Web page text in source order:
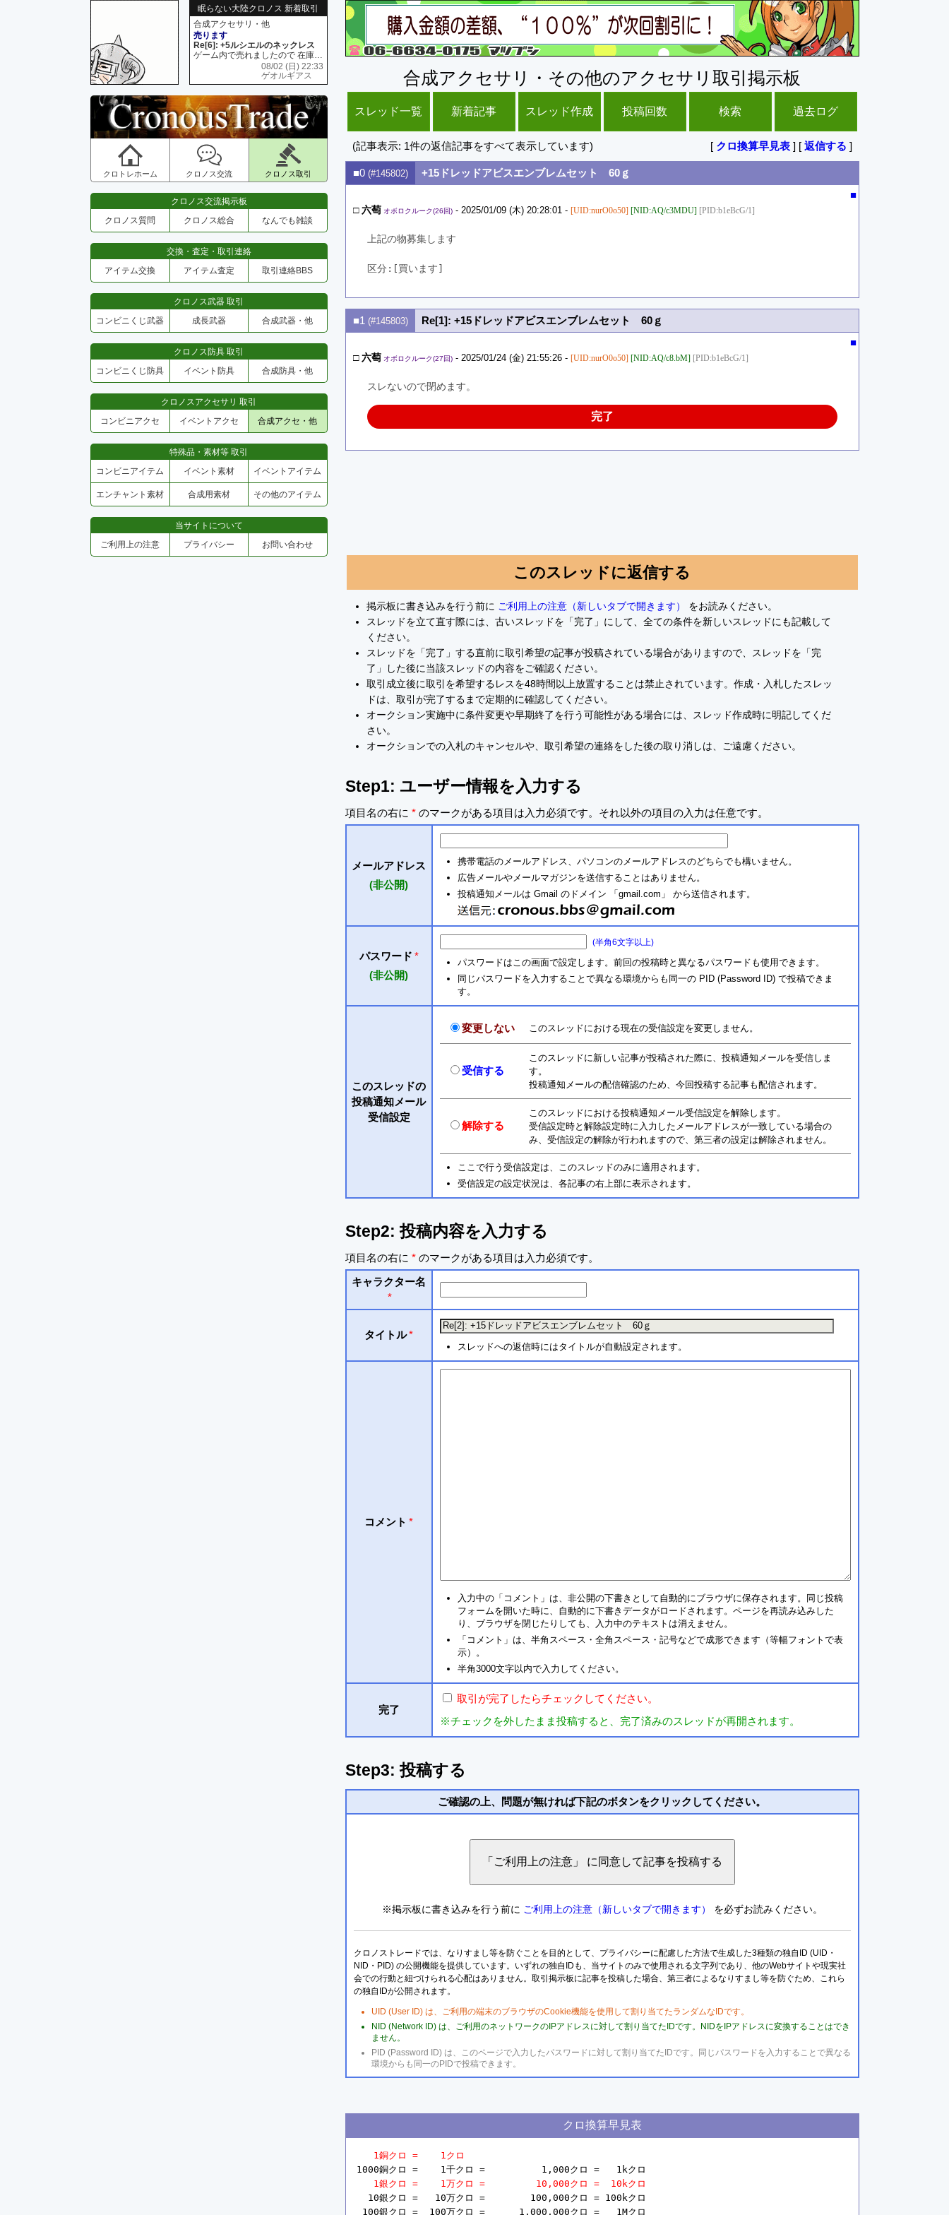
眠らない大陸クロノス 新着取引
合成アクセサリ・他
売ります
Re[6]: +5ルシエルのネックレス
ゲーム内で売れましたので 在庫がネク1 リング4 となります リングのお値段は80G といたします
08/02 (日) 22:33
ゲオルギアス
クロトレホーム クロノス交流 クロノス取引
クロノス交流掲示板
クロノス質問
クロノス総合 なんでも雑談
交換・査定・取引連絡
アイテム交換
アイテム査定 取引連絡BBS
クロノス武器 取引
コンビニくじ武器
成長武器 合成武器・他
クロノス防具 取引
コンビニくじ防具
イベント防具 合成防具・他
クロノスアクセサリ 取引
コンビニアクセ
イベントアクセ 合成アクセ・他
特殊品・素材等 取引
コンビニアイテム
イベント素材 イベントアイテム
エンチャント素材 合成用素材 その他のアイテム
当サイトについて
ご利用上の注意
プライバシー お問い合わせ
合成アクセサリ・その他のアクセサリ取引掲示板
スレッド一覧 新着記事 スレッド作成 投稿回数 検索 過去ログ
(記事表示: 1件の返信記事をすべて表示しています) [ クロ換算早見表] [ 返信する ]
■0 (#145802)
+15ドレッドアビスエンブレムセット 60ｇ
■
□六萄 オボロクルーク(26回)- 2025/01/09 (木) 20:28:01 - [UID:nurO0o50] [NID:AQ/c3MDU] [PID:b1eBcG/1]
上記の物募集します
区分:[買います]
■1 (#145803)
Re[1]: +15ドレッドアビスエンブレムセット 60ｇ
■
□六萄 オボロクルーク(27回)- 2025/01/24 (金) 21:55:26 - [UID:nurO0o50] [NID:AQ/c8.bM] [PID:b1eBcG/1]
スレないので閉めます。
完了
このスレッドに返信する
掲示板に書き込みを行う前に ご利用上の注意（新しいタブで開きます）
をお読みください。
スレッドを立て直す際には、古いスレッドを「完了」にして、全ての条件を新しいスレッドにも記載して
ください。
スレッドを「完了」する直前に取引希望の記事が投稿されている場合がありますので、スレッドを「完
了」した後に当該スレッドの内容をご確認ください。
取引成立後に取引を希望するレスを48時間以上放置することは禁止されています。作成・入札したスレッ
ドは、取引が完了するまで定期的に確認してください。
オークション実施中に条件変更や早期終了を行う可能性がある場合には、スレッド作成時に明記してくだ
さい。
オークションでの入札のキャンセルや、取引希望の連絡をした後の取り消しは、ご遠慮ください。
Step1: ユーザー情報を入力する
項目名の右に *のマークがある項目は入力必須です。それ以外の項目の入力は任意です。
メールアドレス
(非公開)
携帯電話のメールアドレス、パソコンのメールアドレスのどちらでも構いません。
広告メールやメールマガジンを送信することはありません。
投稿通知メールは Gmail のドメイン 「gmail.com」 から送信されます。
パスワード *
(非公開)
(半角6文字以上)
パスワードはこの画面で設定します。前回の投稿時と異なるパスワードも使用できます。
同じパスワードを入力することで異なる環境からも同一の PID (Password ID) で投稿できま
す。
このスレッドの
投稿通知メール
受信設定
変更しない このスレッドにおける現在の受信設定を変更しません。
受信する
このスレッドに新しい記事が投稿された際に、投稿通知メールを受信しま
す。
投稿通知メールの配信確認のため、今回投稿する記事も配信されます。
解除する
このスレッドにおける投稿通知メール受信設定を解除します。
受信設定時と解除設定時に入力したメールアドレスが一致している場合の
み、受信設定の解除が行われますので、第三者の設定は解除されません。
ここで行う受信設定は、このスレッドのみに適用されます。
受信設定の設定状況は、各記事の右上部に表示されます。
Step2: 投稿内容を入力する
項目名の右に *のマークがある項目は入力必須です。
キャラクター名
*
タイトル*
スレッドへの返信時にはタイトルが自動設定されます。
コメント *
入力中の「コメント」は、非公開の下書きとして自動的にブラウザに保存されます。同じ投稿
フォームを開いた時に、自動的に下書きデータがロードされます。ページを再読み込みした
り、ブラウザを閉じたりしても、入力中のテキストは消えません。
「コメント」は、半角スペース・全角スペース・記号などで成形できます（等幅フォントで表
示）。
半角3000文字以内で入力してください。
完了
取引が完了したらチェックしてください。
※チェックを外したまま投稿すると、完了済みのスレッドが再開されます。
Step3: 投稿する
ご確認の上、問題が無ければ下記のボタンをクリックしてください。
※掲示板に書き込みを行う前に ご利用上の注意（新しいタブで開きます） を必ずお読みください。
クロノストレードでは、なりすまし等を防ぐことを目的として、プライバシーに配慮した方法で生成した3種類の独自ID (UID・
NID・PID) の公開機能を提供しています。いずれの独自IDも、当サイトのみで使用される文字列であり、他のWebサイトや現実社
会での行動と紐づけられる心配はありません。取引掲示板に記事を投稿した場合、第三者によるなりすまし等を防ぐため、これら
の独自IDが公開されます。
UID (User ID) は、ご利用の端末のブラウザのCookie機能を使用して割り当てたランダムなIDです。
NID (Network ID) は、ご利用のネットワークのIPアドレスに対して割り当てたIDです。NIDをIPアドレスに変換することはでき
ません。
PID (Password ID) は、このページで入力したパスワードに対して割り当てたIDです。同じパスワードを入力することで異なる
環境からも同一のPIDで投稿できます。
クロ換算早見表
1銅クロ =    1クロ
1000銅クロ =    1千クロ =          1,000クロ =   1kクロ
1銀クロ =    1万クロ =         10,000クロ =  10kクロ
  10銀クロ =   10万クロ =        100,000クロ = 100kクロ
100銀クロ =  100万クロ =      1,000,000クロ =   1Mクロ